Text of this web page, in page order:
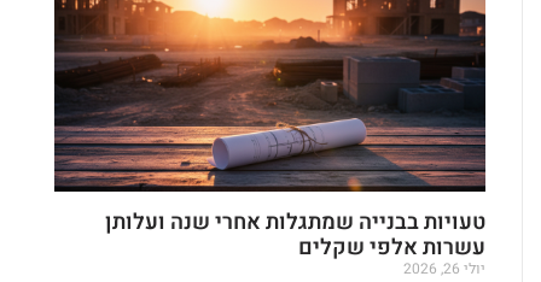
טעויות בבנייה שמתגלות אחרי שנה ועלותן
עשרות אלפי שקלים
יולי 26, 2026